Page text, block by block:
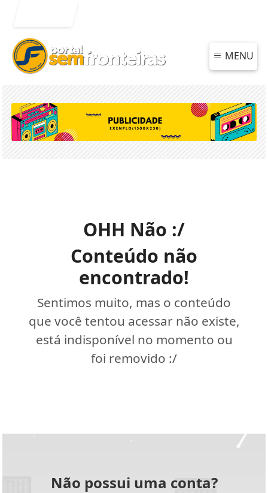
MENU
OHH Não :/
Conteúdo não
encontrado!
Sentimos muito, mas o conteúdo
que você tentou acessar não existe,
está indisponível no momento ou
foi removido :/
Não possui uma conta?